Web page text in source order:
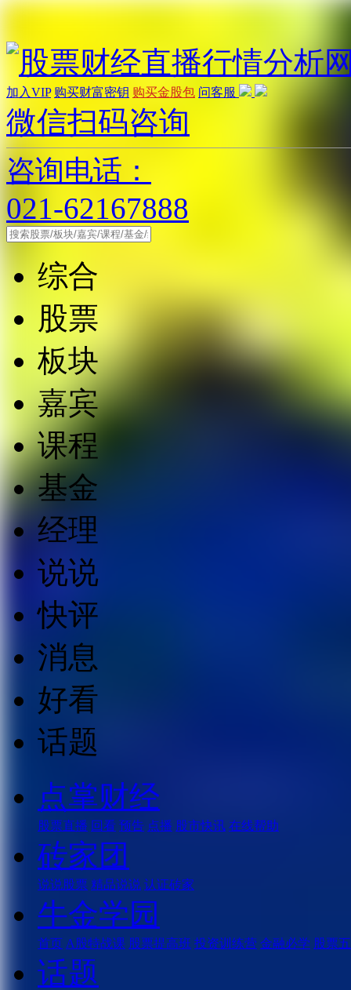
加入VIP 购买财富密钥 购买金股包 问客服
微信扫码咨询
咨询电话：
021-62167888
综合
股票
板块
嘉宾
课程
基金
经理
说说
快评
消息
好看
话题
点掌财经
股票直播 回看 预告 点播 股市快讯 在线帮助
砖家团
说说股票 精品说说 认证砖家
牛金学园
首页 A股特战课 股票提高班 投资训练营 金融必学 股票
话题